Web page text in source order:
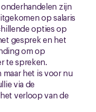
zijn
op salaris
opties op
gesprek en het
om op
te spreken.
het is voor nu
via de
verloop van de